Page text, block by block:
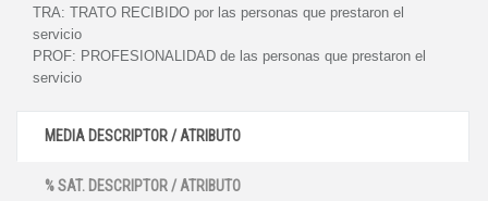
TRA: TRATO RECIBIDO por las personas que prestaron el
servicio
PROF: PROFESIONALIDAD de las personas que prestaron el
servicio
MEDIA DESCRIPTOR / ATRIBUTO
% SAT. DESCRIPTOR / ATRIBUTO